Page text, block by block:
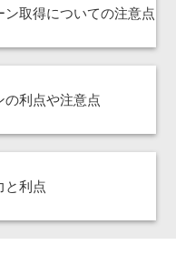
ン取得についての注意点
の利点や注意点
と利点